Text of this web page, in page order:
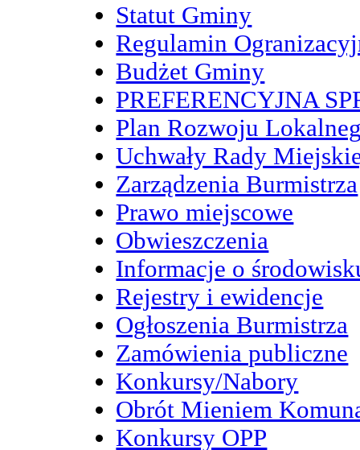
Statut Gminy
Regulamin
Budżet Gminy
PREFERENCYJNA
Plan Rozwoju
Uchwały Rady
Zarządzenia Burmistrza
Prawo miejscowe
Obwieszczenia
Informacje o
Rejestry i ewidencje
Ogłoszenia Burmistrza
Zamówienia publiczne
Konkursy/Nabory
Obrót Mieniem
Konkursy OPP